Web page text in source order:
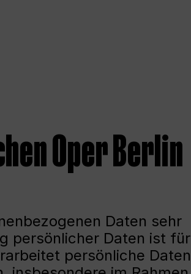
Oper Berlin
Daten sehr
persönlicher Daten ist für
persönliche Daten